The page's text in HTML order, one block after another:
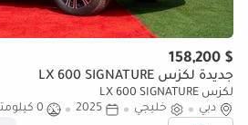
$ 158,200
جديدة لكزس LX 600 SIGNATURE
لكزس LX 600 SIGNATURE
دبي
خليجي 2025
0 كيلومتر